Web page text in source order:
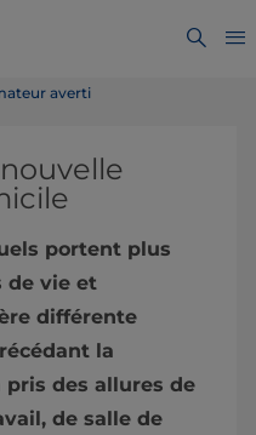
averti
portent plus
de vie et
différente
la
pris des allures de
de salle de